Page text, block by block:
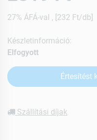
27% ÁFÁ-val , [232 Ft/db]
Készletinformáció:
Elfogyott
Értesítést
Szállítási díjak